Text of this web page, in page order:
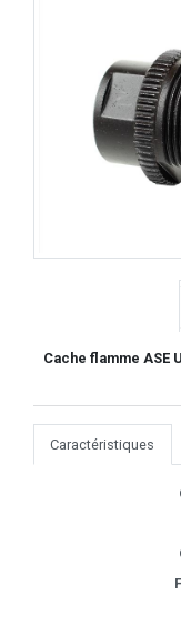
Cache flamme ASE
Caractéristiques